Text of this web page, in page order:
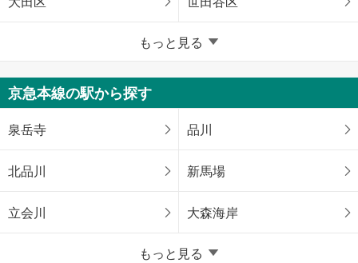
八王子市 立川市
武蔵野市 三鷹市
青梅市 府中市
昭島市 調布市
小金井市
もっと見る
京急本線の駅から探す
泉岳寺 品川
北品川 新馬場
立会川 大森海岸
もっと見る